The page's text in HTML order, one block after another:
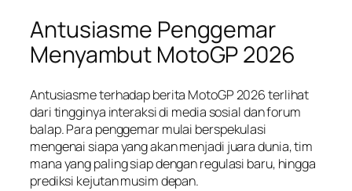
Antusiasme Penggemar
Menyambut MotoGP 2026
Antusiasme terhadap berita MotoGP 2026 terlihat
dari tingginya interaksi di media sosial dan forum
balap. Para penggemar mulai berspekulasi
mengenai siapa yang akan menjadi juara dunia, tim
mana yang paling siap dengan regulasi baru, hingga
prediksi kejutan musim depan.